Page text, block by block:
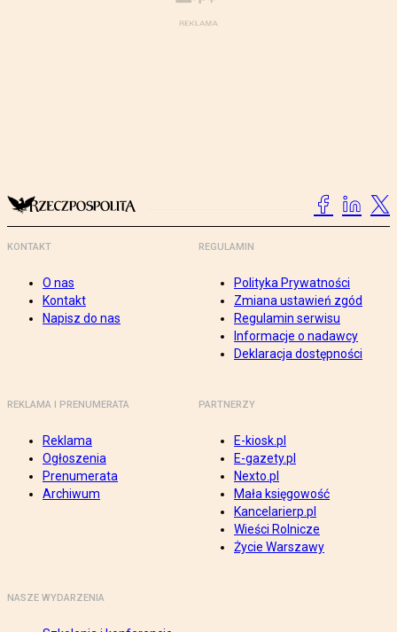
KONTAKT
O nas
Kontakt
Napisz do nas
REGULAMIN
Polityka Prywatności
Zmiana ustawień zgód
Regulamin serwisu
Informacje o nadawcy
Deklaracja dostępności
REKLAMA I PRENUMERATA
Reklama
Ogłoszenia
Prenumerata
Archiwum
PARTNERZY
E-kiosk.pl
E-gazety.pl
Nexto.pl
Mała księgowość
Kancelarierp.pl
Wieści Rolnicze
Życie Warszawy
NASZE WYDARZENIA